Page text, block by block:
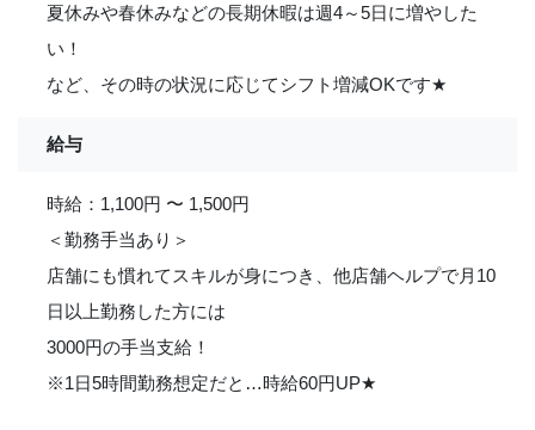
夏休みや春休みなどの長期休暇は週4～5日に増やした
い！
など、その時の状況に応じてシフト増減OKです★
給与
時給：1,100円 〜 1,500円
＜勤務手当あり＞
店舗にも慣れてスキルが身につき、他店舗ヘルプで月10
日以上勤務した方には
3000円の手当支給！
※1日5時間勤務想定だと…時給60円UP★